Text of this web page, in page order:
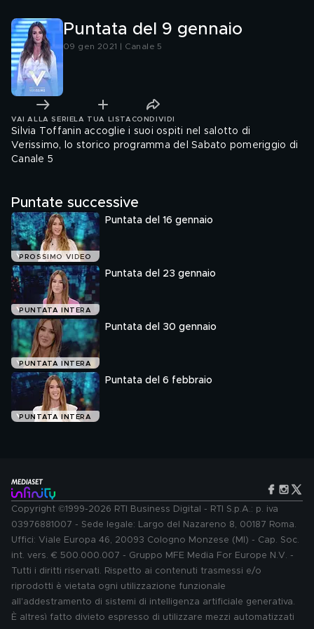
Puntata del 9 gennaio
09 gen 2021 | Canale 5
VAI ALLA SERIE LA TUA LISTA CONDIVIDI
Silvia Toffanin accoglie i suoi ospiti nel salotto di
Verissimo, lo storico programma del Sabato pomeriggio di
Canale 5
Puntate successive
PROSSIMO VIDEO
Puntata del 16 gennaio
PUNTATA INTERA
Puntata del 23 gennaio
PUNTATA INTERA
Puntata del 30 gennaio
PUNTATA INTERA
Puntata del 6 febbraio
Copyright ©1999-2026 RTI Business Digital - RTI S.p.A.: p. iva
03976881007 - Sede legale: Largo del Nazareno 8, 00187 Roma.
Uffici: Viale Europa 46, 20093 Cologno Monzese (MI) - Cap. Soc.
int. vers. € 500.000.007 - Gruppo MFE Media For Europe N.V. -
Tutti i diritti riservati. Rispetto ai contenuti trasmessi e/o
riprodotti è vietata ogni utilizzazione funzionale
all'addestramento di sistemi di intelligenza artificiale generativa.
È altresì fatto divieto espresso di utilizzare mezzi automatizzati